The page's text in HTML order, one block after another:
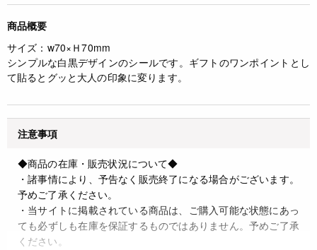
商品概要
サイズ：w70×Ｈ70mm
シンプルな白黒デザインのシールです。ギフトのワンポイントとし
て貼るとグッと大人の印象に変ります。
注意事項
◆商品の在庫・販売状況について◆
・諸事情により、予告なく販売終了になる場合がございます。
予めご了承ください。
・当サイトに掲載されている商品は、ご購入可能な状態にあっ
ても必ずしも在庫を保証するものではありません。予めご了承
ください。